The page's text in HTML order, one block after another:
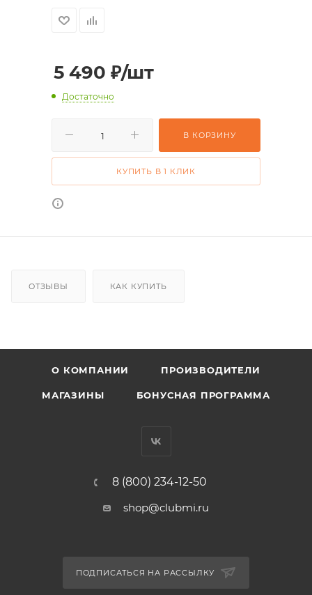
5 490 ₽/шт
Достаточно
В КОРЗИНУ
КУПИТЬ В 1 КЛИК
ОТЗЫВЫ КАК КУПИТЬ
О КОМПАНИИ ПРОИЗВОДИТЕЛИ
МАГАЗИНЫ БОНУСНАЯ ПРОГРАММА
8 (800) 234-12-50
shop@clubmi.ru
ПОДПИСАТЬСЯ НА РАССЫЛКУ